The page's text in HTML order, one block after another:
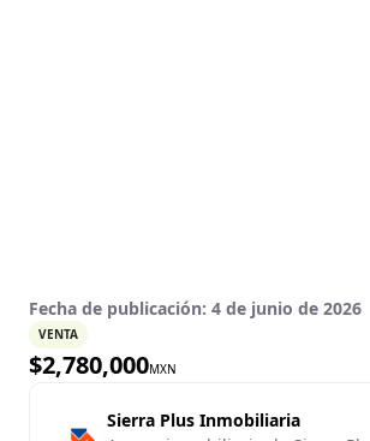
Fecha de publicación: 4 de junio de 2026
VENTA
$2,780,000MXN
Sierra Plus Inmobiliaria